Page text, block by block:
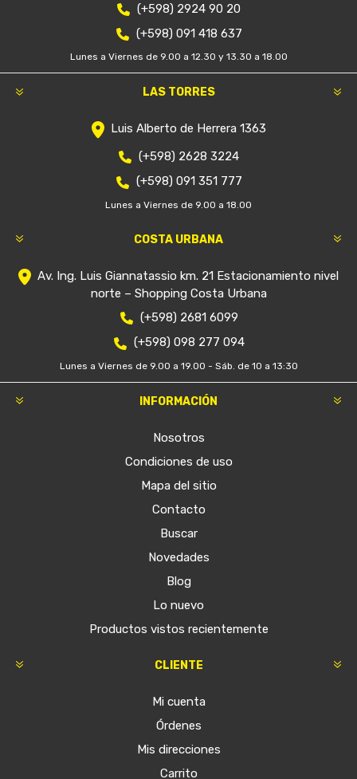
(+598) 2924 90 20
(+598) 091 418 637
Lunes a Viernes de 9.00 a 12.30 y 13.30 a 18.00
LAS TORRES
Luis Alberto de Herrera 1363
(+598) 2628 3224
(+598) 091 351 777
Lunes a Viernes de 9.00 a 18.00
COSTA URBANA
Av. Ing. Luis Giannatassio km. 21 Estacionamiento nivel
norte – Shopping Costa Urbana
(+598) 2681 6099
(+598) 098 277 094
Lunes a Viernes de 9.00 a 19.00 - Sáb. de 10 a 13:30
INFORMACIÓN
Nosotros
Condiciones de uso
Mapa del sitio
Contacto
Buscar
Novedades
Blog
Lo nuevo
Productos vistos recientemente
CLIENTE
Mi cuenta
Órdenes
Mis direcciones
Carrito